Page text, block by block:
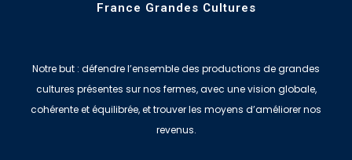
France Grandes Cultures
Notre but : défendre l’ensemble des productions de grandes
cultures présentes sur nos fermes, avec une vision globale,
cohérente et équilibrée, et trouver les moyens d’améliorer nos
revenus.